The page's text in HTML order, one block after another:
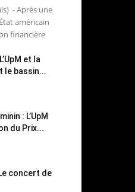
- Après une
américain
financière
et la
le bassin...
: L’UpM
du Prix...
concert de